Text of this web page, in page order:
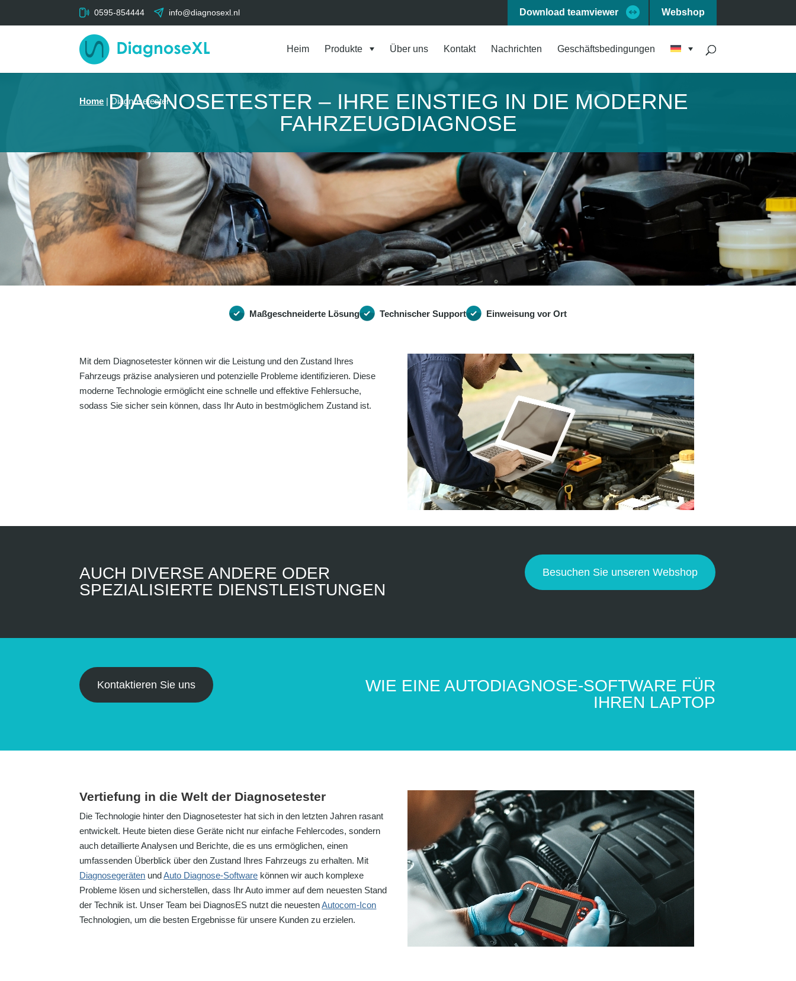
0595-854444 info@diagnosexl.nl Download teamviewer Webshop
Heim Produkte Über uns Kontakt Nachrichten Geschäftsbedingungen
DIAGNOSETESTER – IHRE EINSTIEG IN DIE MODERNE
FAHRZEUGDIAGNOSE
Home | Diagnosetester
Maßgeschneiderte Lösung Technischer Support Einweisung vor Ort
Mit dem Diagnosetester können wir die Leistung und den Zustand Ihres
Fahrzeugs präzise analysieren und potenzielle Probleme identifizieren. Diese
moderne Technologie ermöglicht eine schnelle und effektive Fehlersuche,
sodass Sie sicher sein können, dass Ihr Auto in bestmöglichem Zustand ist.
AUCH DIVERSE ANDERE ODER
SPEZIALISIERTE DIENSTLEISTUNGEN
Besuchen Sie unseren Webshop
Kontaktieren Sie uns
WIE EINE AUTODIAGNOSE-SOFTWARE FÜR
IHREN LAPTOP
Vertiefung in die Welt der Diagnosetester
Die Technologie hinter den Diagnosetester hat sich in den letzten Jahren rasant
entwickelt. Heute bieten diese Geräte nicht nur einfache Fehlercodes, sondern
auch detaillierte Analysen und Berichte, die es uns ermöglichen, einen
umfassenden Überblick über den Zustand Ihres Fahrzeugs zu erhalten. Mit
Diagnosegeräten undAuto Diagnose-Software können wir auch komplexe
Probleme lösen und sicherstellen, dass Ihr Auto immer auf dem neuesten Stand
der Technik ist. Unser Team bei DiagnosES nutzt die neuestenAutocom-Icon
Technologien, um die besten Ergebnisse für unsere Kunden zu erzielen.